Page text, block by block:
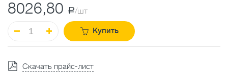
8026,80 a/шт
Купить
Скачать прайс-лист